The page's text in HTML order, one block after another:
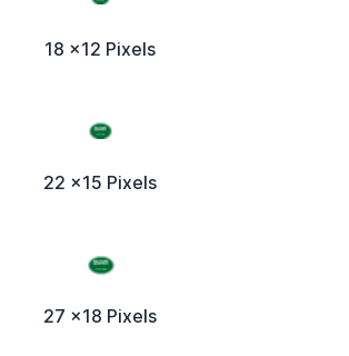
18 x12 Pixels
22 x15 Pixels
27 x18 Pixels